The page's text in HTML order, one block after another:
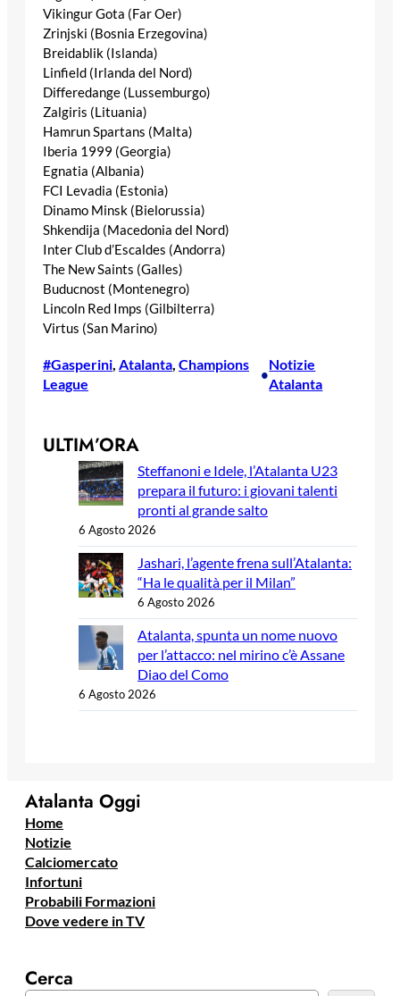
Vikingur Gota (Far Oer)
Zrinjski (Bosnia Erzegovina)
Breidablik (Islanda)
Linfield (Irlanda del Nord)
Differedange (Lussemburgo)
Zalgiris (Lituania)
Hamrun Spartans (Malta)
Iberia 1999 (Georgia)
Egnatia (Albania)
FCI Levadia (Estonia)
Dinamo Minsk (Bielorussia)
Shkendija (Macedonia del Nord)
Inter Club d’Escaldes (Andorra)
The New Saints (Galles)
Buducnost (Montenegro)
Lincoln Red Imps (Gilbilterra)
Virtus (San Marino)
#Gasperini, Atalanta, Champions
League
•
Notizie
Atalanta
ULTIM’ORA
Steffanoni e Idele, l’Atalanta U23
prepara il futuro: i giovani talenti
pronti al grande salto
6 Agosto 2026
Jashari, l’agente frena sull’Atalanta:
“Ha le qualità per il Milan”
6 Agosto 2026
Atalanta, spunta un nome nuovo
per l’attacco: nel mirino c’è Assane
Diao del Como
6 Agosto 2026
Atalanta Oggi
Home
Notizie
Calciomercato
Infortuni
Probabili Formazioni
Dove vedere in TV
Cerca